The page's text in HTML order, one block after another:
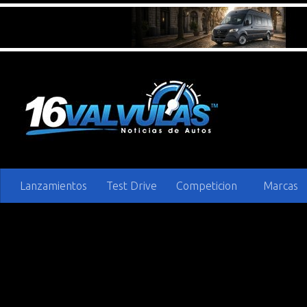
Lanzamientos Test Drive Competicion Marcas